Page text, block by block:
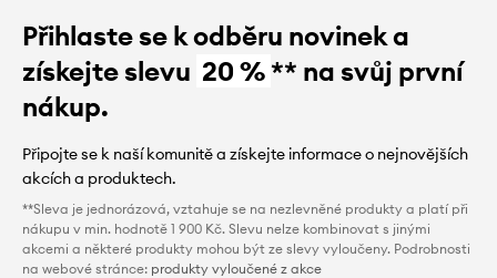
Přihlaste se k odběru novinek a
získejte slevu 20 %** na svůj první
nákup.
Připojte se k naší komunitě a získejte informace o nejnovějších
akcích a produktech.
**Sleva je jednorázová, vztahuje se na nezlevněné produkty a platí při
nákupu v min. hodnotě 1 900 Kč. Slevu nelze kombinovat s jinými
akcemi a některé produkty mohou být ze slevy vyloučeny. Podrobnosti
na webové stránce: produkty vyloučené z akce